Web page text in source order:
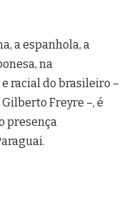
a espanhola, a
na
racial do brasileiro –
Freyre –, é
presença